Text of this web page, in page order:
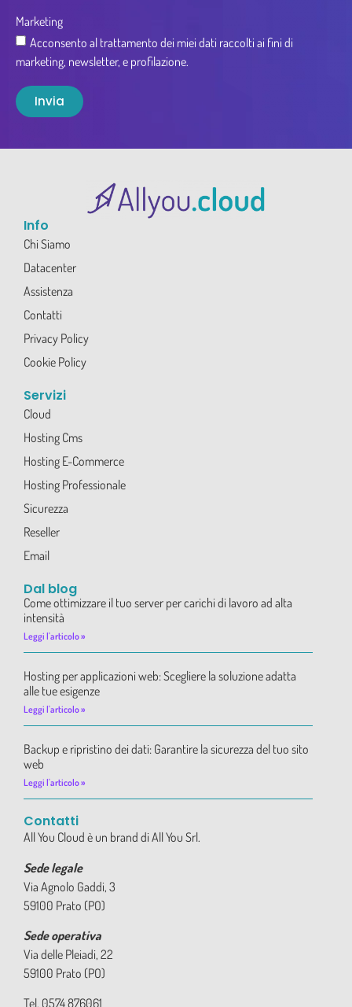
Marketing
Acconsento al trattamento dei miei dati raccolti ai fini di
marketing, newsletter, e profilazione.
Invia
Info
Chi Siamo
Datacenter
Assistenza
Contatti
Privacy Policy
Cookie Policy
Servizi
Cloud
Hosting Cms
Hosting E-Commerce
Hosting Professionale
Sicurezza
Reseller
Email
Dal blog
Come ottimizzare il tuo server per carichi di lavoro ad alta
intensità
Leggi l'articolo »
Hosting per applicazioni web: Scegliere la soluzione adatta
alle tue esigenze
Leggi l'articolo »
Backup e ripristino dei dati: Garantire la sicurezza del tuo sito
web
Leggi l'articolo »
Contatti
All You Cloud è un brand di All You Srl.
Sede legale
Via Agnolo Gaddi, 3
59100 Prato (PO)
Sede operativa
Via delle Pleiadi, 22
59100 Prato (PO)
Tel. 0574 876061